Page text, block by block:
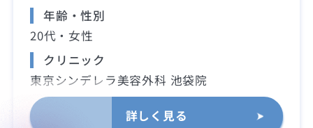
年齢・性別
20代・女性
クリニック
東京シンデレラ美容外科 池袋院
詳しく見る